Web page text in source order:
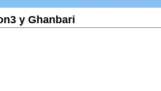
y Ghanbari